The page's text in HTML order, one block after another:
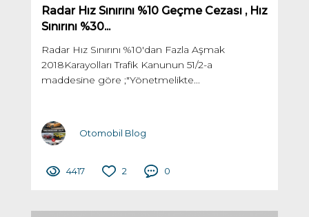
Radar Hız Sınırını %10 Geçme Cezası , Hız
Sınırını %30...
Radar Hız Sınırını %10'dan Fazla Aşmak
2018Karayolları Trafik Kanunun 51/2-a
maddesine göre ;"Yönetmelikte...
Otomobil Blog
4417 2 0